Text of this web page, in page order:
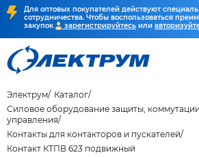
Для оптовых покупателей действуют
сотрудничества. Чтобы воспользоваться
закупок
зарегистрируйтесь или
Электрум
Каталог
Силовое оборудование защиты,
управления
Контакты для контакторов и пускателей
Контакт КТПВ 623 подвижный